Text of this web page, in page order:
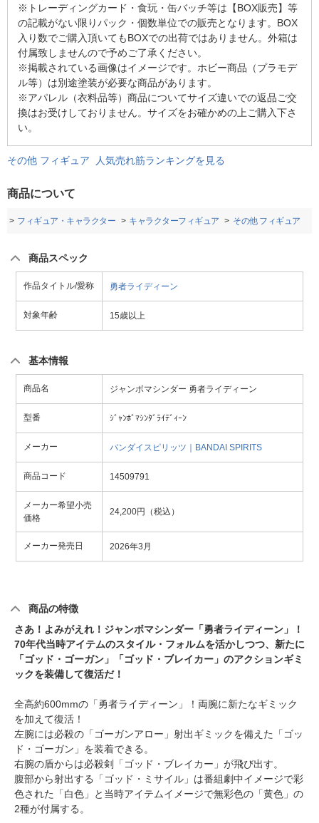
※トレーディングカード・食玩・缶バッチ等は【BOX販売】等
の記載がない限りパック・個数単位での販売となります。BOX
入り数でご購入頂いてもBOXでの出荷ではありません。外箱は
付属致しませんので予めご了承ください。
※掲載されている画像はイメージです。ホビー商品（プラモデ
ル等）は別途塗装が必要な商品があります。
※アパレル（衣料品等）商品についてサイズ違いでの返品ご交
換はお受けしておりません。サイズをお確かめの上ご購入下さ
い。
その他 フィギュア 人気売れ筋ランキングを見る
商品について
フィギュア・キャラクター キャラクターフィギュア その他 フィギュア
商品スペック
作品タイトル/愛称 勇者ライディーン
対象年齢 15歳以上
基本情報
商品名 ジャンボマシンダー 勇者ライディーン
型番 ｼﾞｬﾝﾎﾞﾏｼﾝﾀﾞﾗｲﾃﾞｨｰﾝ
メーカー バンダイスピリッツ｜BANDAI SPIRITS
商品コード 14509791
メーカー希望小売
価格
24,200円（税込）
メーカー発売日 2026年3月
商品の特徴
さあ！よみがえれ！ジャンボマシンダー「勇者ライディーン」！
70年代当時アイテムのスタイル・フォルムを活かしつつ、新たに
「ゴッド・ゴーガン」「ゴッド・ブレイカー」のアクションギミ
ックを装備して復活だ！
全高約600mmの「勇者ライディーン」！両腕に新たなギミック
を加えて復活！
左腕には必殺の「ゴーガンアロー」射出ギミックを備えた「ゴッ
ド・ゴーガン」を装着できる。
右腕の盾からは必殺剣「ゴッド・ブレイカー」が飛び出す。
腹部から射出する「ゴッド・ミサイル」は番組劇中イメージで彩
色された「白色」と当時アイテムイメージで無彩色の「黄色」の
2種が付属する。